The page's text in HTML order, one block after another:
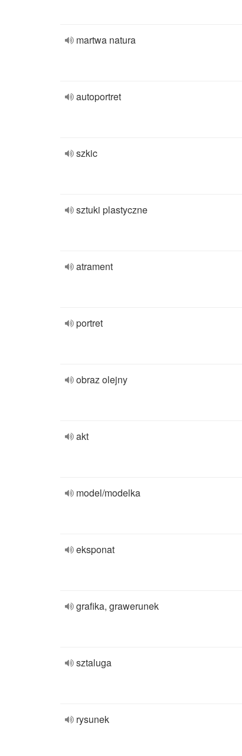
martwa natura
autoportret
szkic
sztuki plastyczne
atrament
portret
obraz olejny
akt
model/modelka
eksponat
grafika, grawerunek
sztaluga
rysunek